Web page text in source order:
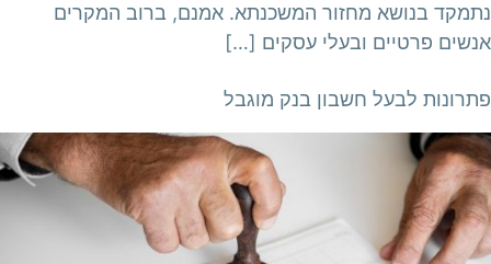
נתמקד בנושא מחזור המשכנתא. אמנם, ברוב המקרים
אנשים פרטיים ובעלי עסקים […]
פתרונות לבעל חשבון בנק מוגבל